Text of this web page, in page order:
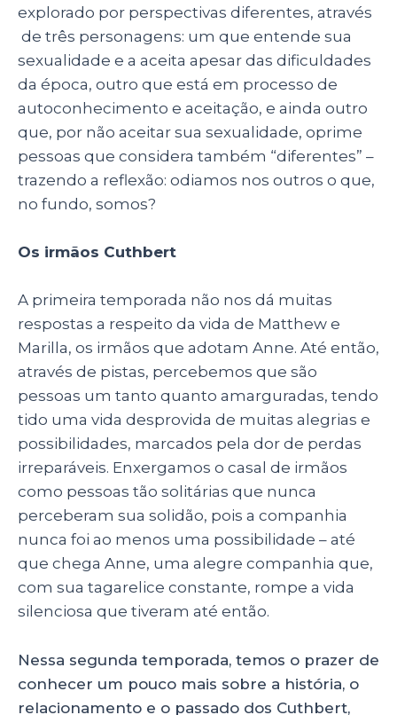
explorado por perspectivas diferentes, através
de três personagens: um que entende sua
sexualidade e a aceita apesar das dificuldades
da época, outro que está em processo de
autoconhecimento e aceitação, e ainda outro
que, por não aceitar sua sexualidade, oprime
pessoas que considera também “diferentes” –
trazendo a reflexão: odiamos nos outros o que,
no fundo, somos?
Os irmãos Cuthbert
A primeira temporada não nos dá muitas
respostas a respeito da vida de Matthew e
Marilla, os irmãos que adotam Anne. Até então,
através de pistas, percebemos que são
pessoas um tanto quanto amarguradas, tendo
tido uma vida desprovida de muitas alegrias e
possibilidades, marcados pela dor de perdas
irreparáveis. Enxergamos o casal de irmãos
como pessoas tão solitárias que nunca
perceberam sua solidão, pois a companhia
nunca foi ao menos uma possibilidade – até
que chega Anne, uma alegre companhia que,
com sua tagarelice constante, rompe a vida
silenciosa que tiveram até então.
Nessa segunda temporada, temos o prazer de
conhecer um pouco mais sobre a história, o
relacionamento e o passado dos Cuthbert,